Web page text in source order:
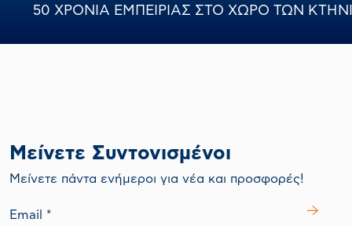
50 ΧΡΟΝΙΑ ΕΜΠΕΙΡΙΑΣ ΣΤΟ ΧΩΡΟ ΤΩΝ
Μείνετε Συντονισμένοι
Mείνετε πάντα ενήμεροι για νέα και προσφορές!